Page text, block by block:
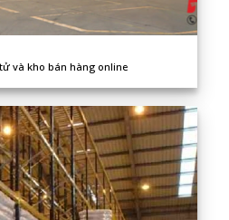
và kho bán hàng online